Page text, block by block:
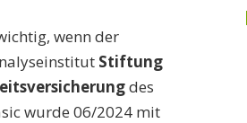
wenn der
Stiftung
des
wurde 06/2024 mit